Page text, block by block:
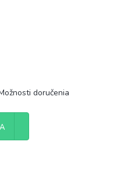
doručenia